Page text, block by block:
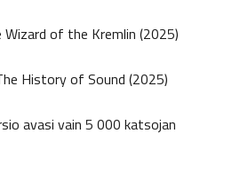
of the Kremlin (2025)
History of Sound (2025)
avasi vain 5 000 katsojan